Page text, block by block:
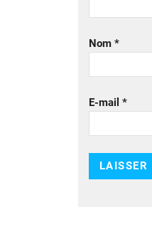
Nom *
E-mail *